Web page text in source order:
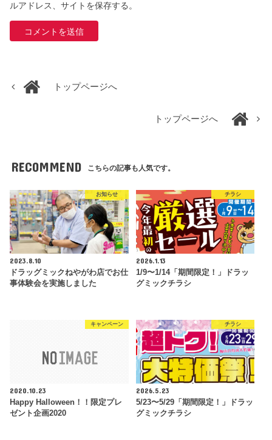
ルアドレス、サイトを保存する。
トップページへ
トップページへ
RECOMMEND こちらの記事も人気です。
お知らせ
2023.8.10
ドラッグミックねやがわ店でお仕
事体験会を実施しました
チラシ
2026.1.13
1/9〜1/14「期間限定！」ドラッ
グミックチラシ
キャンペーン
2020.10.23
Happy Halloween！！限定プレ
ゼント企画2020
チラシ
2026.5.23
5/23〜5/29「期間限定！」ドラッ
グミックチラシ